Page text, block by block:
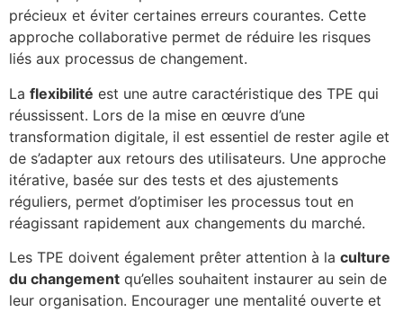
précieux et éviter certaines erreurs courantes. Cette
approche collaborative permet de réduire les risques
liés aux processus de changement.
La flexibilité est une autre caractéristique des TPE qui
réussissent. Lors de la mise en œuvre d’une
transformation digitale, il est essentiel de rester agile et
de s’adapter aux retours des utilisateurs. Une approche
itérative, basée sur des tests et des ajustements
réguliers, permet d’optimiser les processus tout en
réagissant rapidement aux changements du marché.
Les TPE doivent également prêter attention à la culture
du changement qu’elles souhaitent instaurer au sein de
leur organisation. Encourager une mentalité ouverte et